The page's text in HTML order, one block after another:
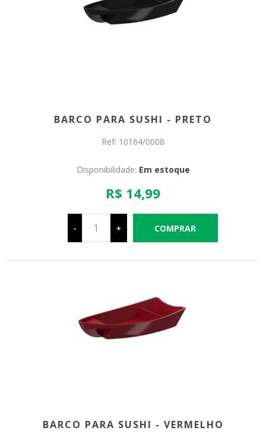
BARCO PARA SUSHI - PRETO
Ref: 10164/0008
Disponibilidade: Em estoque
R$ 14,99
- +
BARCO PARA SUSHI - VERMELHO